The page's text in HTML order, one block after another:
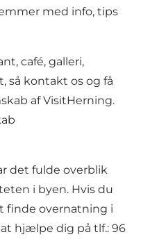
med info, tips
café, galleri,
så kontakt os og få
af VisitHerning.
det fulde overblik
i byen. Hvis du
finde overnatning i
hjælpe dig på tlf.: 96